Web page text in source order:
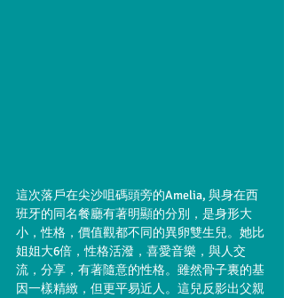
這次落戶在尖沙咀碼頭旁的Amelia, 與身在西
班牙的同名餐廳有著明顯的分別，是身形大
小，性格，價值觀都不同的異卵雙生兒。她比
姐姐大6倍，性格活潑，喜愛音樂，與人交
流，分享，有著隨意的性格。雖然骨子裏的基
因一樣精緻，但更平易近人。這兒反影出父親